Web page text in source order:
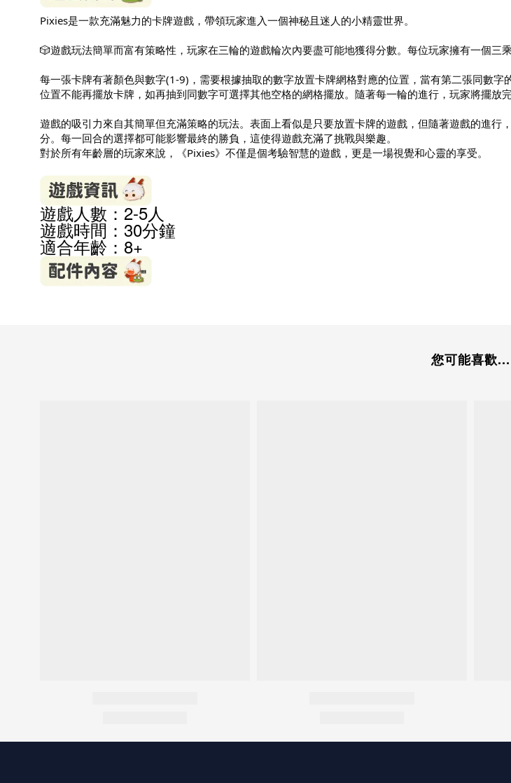
Pixies是一款充滿魅力的卡牌遊戲，帶領玩家進入一個神秘且迷人的小精靈世界。
🎲遊戲玩法簡單而富有策略性，玩家在三輪的遊戲輪次內要盡可能地獲得分數。每位玩家擁有一個三
每一張卡牌有著顏色與數字(1-9)，需要根據抽取的數字放置卡牌網格對應的位置，當有第二張同數
位置不能再擺放卡牌，如再抽到同數字可選擇其他空格的網格擺放。隨著每一輪的進行，玩家將擺放
遊戲的吸引力來自其簡單但充滿策略的玩法。表面上看似是只要放置卡牌的遊戲，但隨著遊戲的進
分。每一回合的選擇都可能影響最終的勝負，這使得遊戲充滿了挑戰與樂趣。
對於所有年齡層的玩家來說，《Pixies》不僅是個考驗智慧的遊戲，更是一場視覺和心靈的享受。
遊戲人數：2-5人
遊戲時間：30分鐘
適合年齡：8+
您可能喜歡...